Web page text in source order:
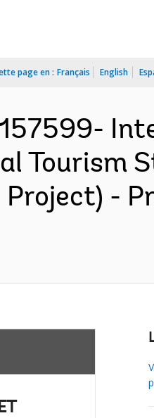
page en : Français English
Tourism
Project) -